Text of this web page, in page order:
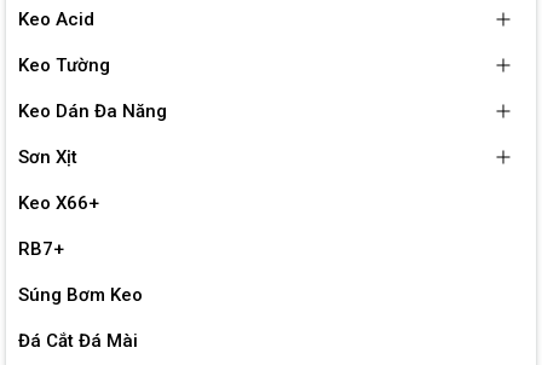
Keo Acid
Keo Tường
Keo Dán Đa Năng
Sơn Xịt
Keo X66+
RB7+
Súng Bơm Keo
Đá Cắt Đá Mài